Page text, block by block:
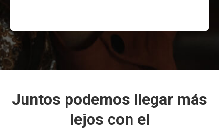
Juntos podemos llegar más
lejos con el